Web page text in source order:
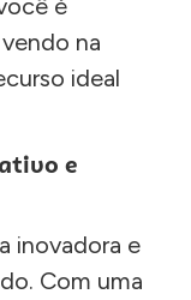
é
na
ideal
e
inovadora e
Com uma